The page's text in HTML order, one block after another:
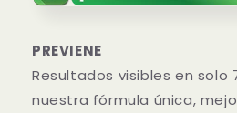
PREVIENE
Resultados visibles en solo
nuestra fórmula única,